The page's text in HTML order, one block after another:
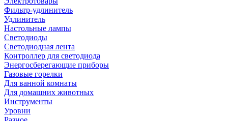
Фильтр-удлинитель
Удлинитель
Настольные лампы
Светодиоды
Светодиодная лента
Контроллер для светодиода
Энергосберегающие приборы
Газовые горелки
Для ванной комнаты
Для домашних животных
Инструменты
Уровни